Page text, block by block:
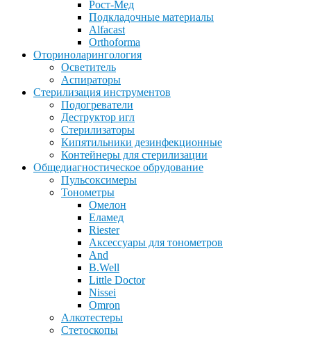
Рост-Мед
Подкладочные материалы
Alfacast
Orthoforma
Оториноларингология
Осветитель
Аспираторы
Стерилизация инструментов
Подогреватели
Деструктор игл
Стерилизаторы
Кипятильники дезинфекционные
Контейнеры для стерилизации
Общедиагностическое обрудование
Пульсоксимеры
Тонометры
Омелон
Еламед
Riester
Аксессуары для тонометров
And
B.Well
Little Doctor
Nissei
Omron
Алкотестеры
Стетоскопы